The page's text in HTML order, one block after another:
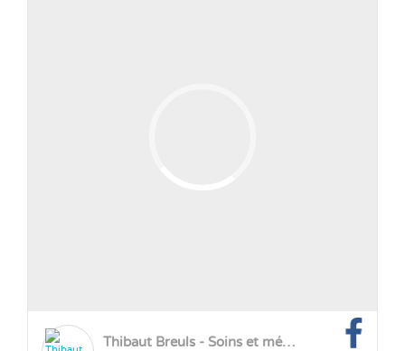
Thibaut Breuls - Soins et méditation